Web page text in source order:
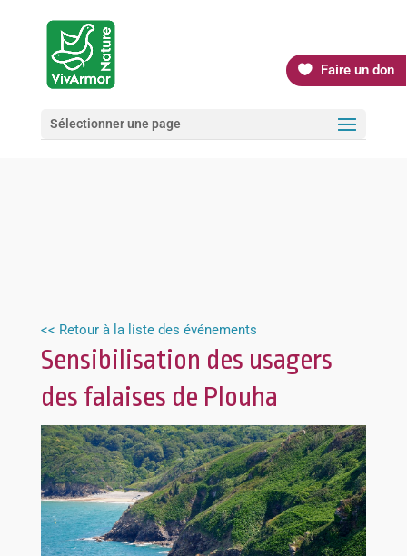
Faire un don
Sélectionner une page
<< Retour à la liste des événements
Sensibilisation des usagers
des falaises de Plouha